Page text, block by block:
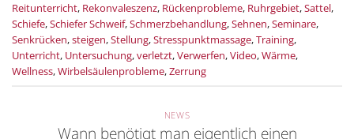
Reitunterricht, Rekonvaleszenz, Rückenprobleme, Ruhrgebiet,Sattel,
Schiefe,Schiefer Schweif,Schmerzbehandlung,Sehnen,Seminare,
Senkrücken,steigen,Stellung,Stresspunktmassage,Training,
Unterricht, Untersuchung,verletzt,Verwerfen,Video,Wärme,
Wellness,Wirbelsäulenprobleme,Zerrung
NEWS
Wann benötigt man eigentlich einen